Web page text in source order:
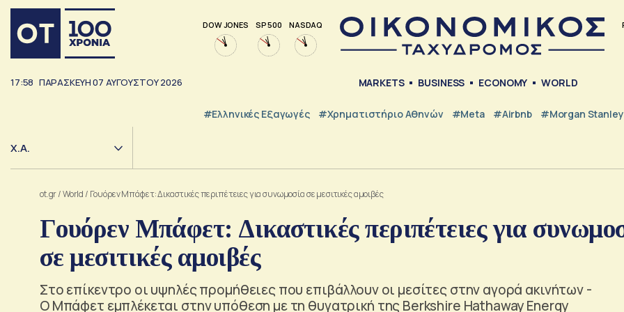
DOW JONES SP 500 NASDAQ
17:58 ΠΑΡΑΣΚΕΥΗ07 ΑΥΓΟΥΣΤΟΥ2026 MARKETS BUSINESS ECONOMY WORLD
#Ελληνικές Εξαγωγές #Χρηματιστήριο Αθηνών #Meta #Airbnb #Morgan Stanley
Χ.Α.
ot.gr/World / Γουόρεν Μπάφετ: Δικαστικές περιπέτειες για συνωμοσία σε μεσιτικές αμοιβές
Γουόρεν Μπάφετ: Δικαστικές περιπέτειες για
σε μεσιτικές αμοιβές
Στο επίκεντρο οι υψηλές προμήθειες που επιβάλλουν οι μεσίτες στην αγορά ακινήτων -
Ο Μπάφετ εμπλέκεται στην υπόθεση με τη θυγατρική της Berkshire Hathaway Energy